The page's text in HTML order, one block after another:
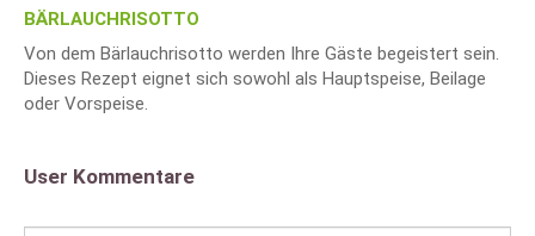
BÄRLAUCHRISOTTO
Von dem Bärlauchrisotto werden Ihre Gäste begeistert sein.
Dieses Rezept eignet sich sowohl als Hauptspeise, Beilage
oder Vorspeise.
User Kommentare